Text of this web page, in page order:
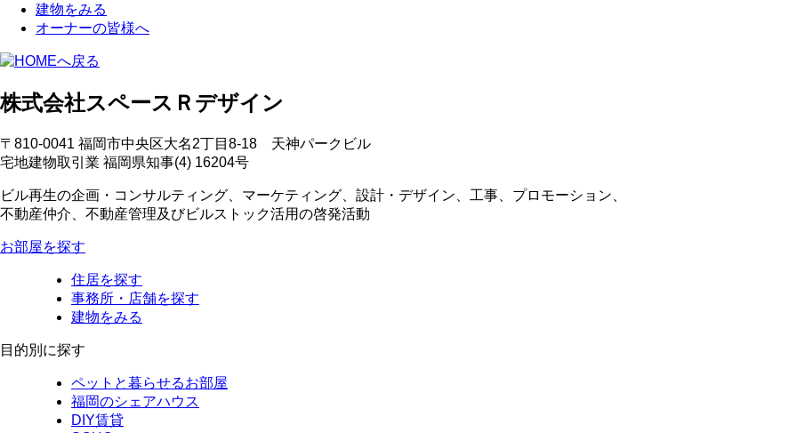
建物をみる
オーナーの皆様へ
株式会社スペースＲデザイン
〒810-0041 福岡市中央区大名2丁目8-18 天神パークビル
宅地建物取引業 福岡県知事(4) 16204号
ビル再生の企画・コンサルティング、マーケティング、設計・デザイン、工事、プロモーション、
不動産仲介、不動産管理及びビルストック活用の啓発活動
お部屋を探す
住居を探す
事務所・店舗を探す
建物をみる
目的別に探す
ペットと暮らせるお部屋
福岡のシェアハウス
DIY賃貸